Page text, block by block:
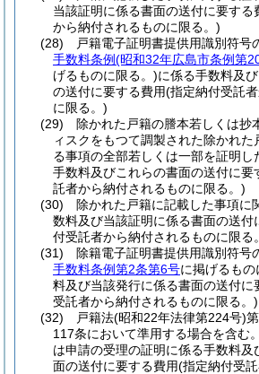
当該証明に係る書面の送付に要する
から納付されるものに限る。)
(28)
戸籍電子証明書提供用識別符号
手数料条例(昭和32年広島市条例第
げるものに限る。)に係る手数料及
の送付に要する費用(指定納付受託
に限る。)
(29)
除かれた戸籍の謄本若しくは抄
ィスクをもつて調製された除かれ
る事項の全部若しくは一部を証明し
手数料及びこれらの書面の送付に要
託者から納付されるものに限る。)
(30)
除かれた戸籍に記載した事項に
数料及び当該証明に係る書面の送付
付受託者から納付されるものに限る
(31)
除籍電子証明書提供用識別符号
手数料条例第2条第6号に掲げるもの
料及び当該発行に係る書面の送付に
受託者から納付されるものに限る。)
(32)
戸籍法(昭和22年法律第224号)
117条において準用する場合を含む
は申請の受理の証明に係る手数料及
面の送付に要する費用(指定納付受